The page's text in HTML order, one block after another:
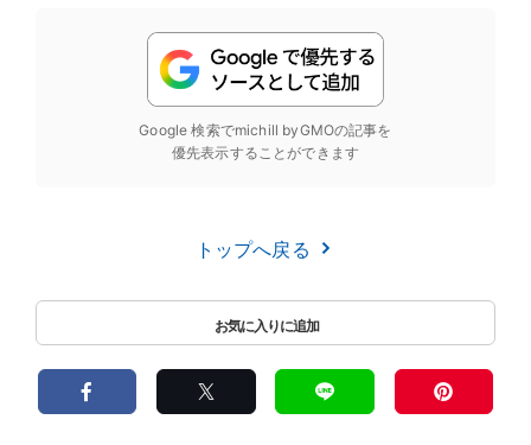
Google 検索でmichill byGMOの記事を
優先表示することができます
トップへ戻る